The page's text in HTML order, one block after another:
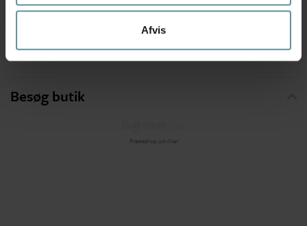
Afvis
Kategorier
Brands
Besøg butik
Prestashop udvikler